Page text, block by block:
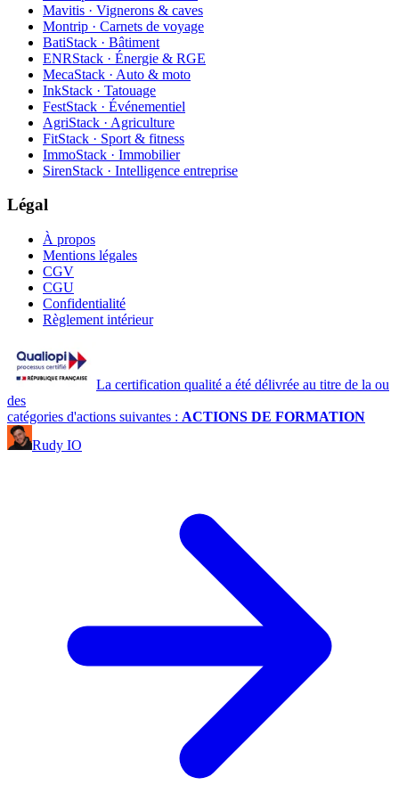
Mavitis · Vignerons & caves
Montrip · Carnets de voyage
BatiStack · Bâtiment
ENRStack · Énergie & RGE
MecaStack · Auto & moto
InkStack · Tatouage
FestStack · Événementiel
AgriStack · Agriculture
FitStack · Sport & fitness
ImmoStack · Immobilier
SirenStack · Intelligence entreprise
Légal
À propos
Mentions légales
CGV
CGU
Confidentialité
Règlement intérieur
La certification qualité a été délivrée au titre de la ou
des
catégories d'actions suivantes : ACTIONS DE FORMATION
Rudy IO